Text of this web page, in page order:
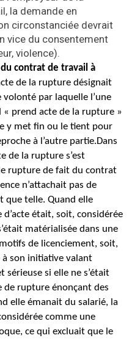
la demande en
circonstanciée devrait
vice du consentement
violence).
du contrat de travail à
de la rupture désignait
par laquelle l’une
prend acte de la rupture »
y met fin ou le tient pour
à l’autre partie.Dans
de la rupture s’est
rupture de fait du contrat
n’attachait pas de
que telle. Quand elle
était, soit, considérée
matérialisée dans une
de licenciement, soit,
son initiative valant
sérieuse si elle ne s’était
de rupture énonçant des
elle émanait du salarié, la
comme une
ce qui excluait que le